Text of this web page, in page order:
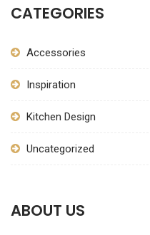
CATEGORIES
Accessories
Inspiration
Kitchen Design
Uncategorized
ABOUT US